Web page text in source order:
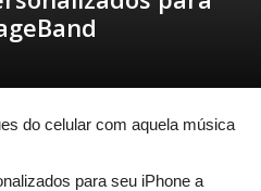
do celular com aquela música
para seu iPhone a